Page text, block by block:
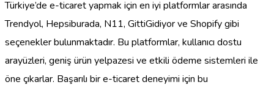
Türkiye’de e-ticaret yapmak için en iyi platformlar arasında
Trendyol, Hepsiburada, N11, GittiGidiyor ve Shopify gibi
seçenekler bulunmaktadır. Bu platformlar, kullanıcı dostu
arayüzleri, geniş ürün yelpazesi ve etkili ödeme sistemleri ile
öne çıkarlar. Başarılı bir e-ticaret deneyimi için bu